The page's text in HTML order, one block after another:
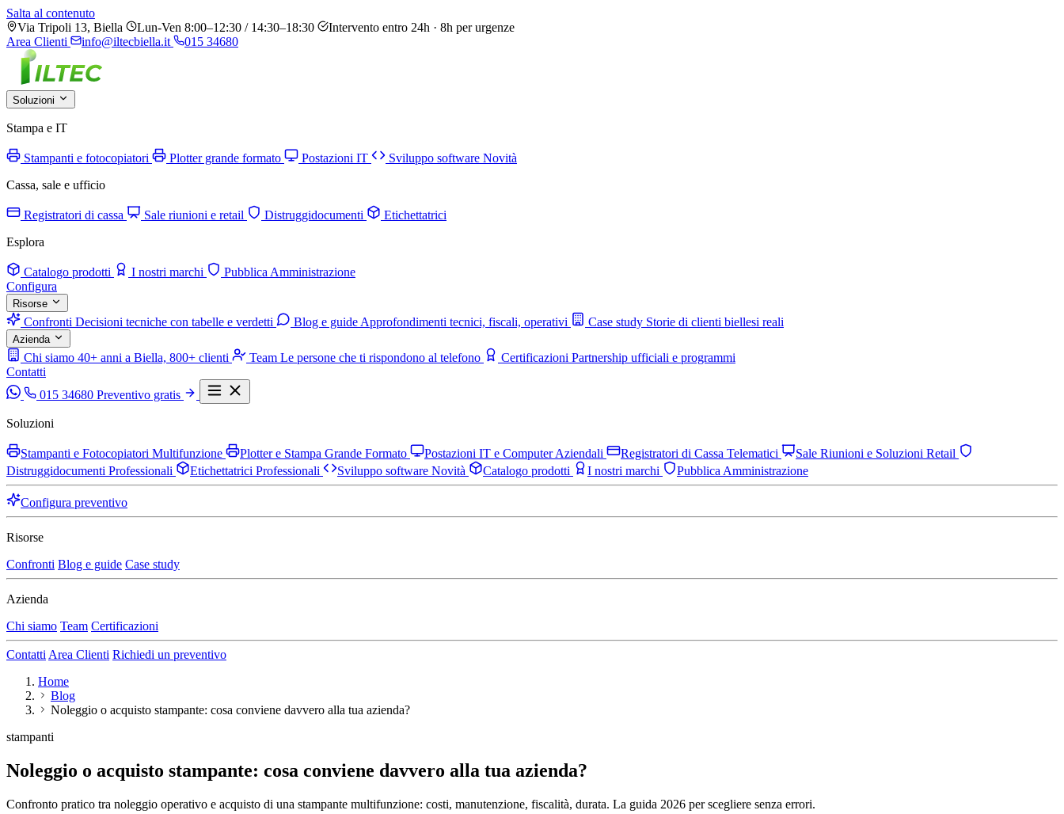
Salta al contenuto
Via Tripoli 13, Biella
Lun-Ven 8:00–12:30 / 14:30–18:30
Intervento entro 24h · 8h per urgenze
Area Clienti
info@iltecbiella.it 015 34680
Soluzioni
Stampa e IT
Stampanti e fotocopiatori Plotter grande formato Postazioni IT Sviluppo software Novità
Cassa, sale e ufficio
Registratori di cassa Sale riunioni e retail Distruggidocumenti
Etichettatrici
Esplora
Catalogo prodotti I nostri marchi
Pubblica Amministrazione
Configura
Risorse
Confronti Decisioni tecniche con tabelle e verdetti Blog e guide Approfondimenti tecnici, fiscali, operativi Case study Storie di clienti biellesi reali
Azienda
Chi siamo 40+ anni a Biella, 800+ clienti Team Le persone che ti rispondono al telefono Certificazioni Partnership ufficiali e programmi
Contatti
015 34680 Preventivo gratis
Soluzioni
Stampanti e Fotocopiatori Multifunzione Plotter e Stampa Grande Formato Postazioni IT e Computer Aziendali Registratori di Cassa Telematici
Sale Riunioni e Soluzioni Retail
Distruggidocumenti Professionali
Etichettatrici Professionali Sviluppo software Novità Catalogo prodotti I nostri marchi Pubblica Amministrazione
Configura preventivo
Risorse
Confronti Blog e guide Case study
Azienda
Chi siamo Team Certificazioni
Contatti Area Clienti Richiedi un preventivo
Home
Blog
Noleggio o acquisto stampante: cosa conviene davvero alla tua azienda?
stampanti
Noleggio o acquisto stampante: cosa conviene davvero alla tua azienda?
Confronto pratico tra noleggio operativo e acquisto di una stampante multifunzione: costi, manutenzione, fiscalità, durata. La guida 2026 per scegliere senza errori.